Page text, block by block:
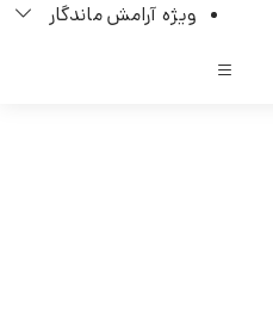
ویژه آرامش ماندگار